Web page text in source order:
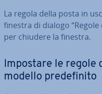
La regola della posta in
finestra di dialogo “Regole
per chiudere la finestra.
Impostare le regole
modello pre­de­fi­ni­to